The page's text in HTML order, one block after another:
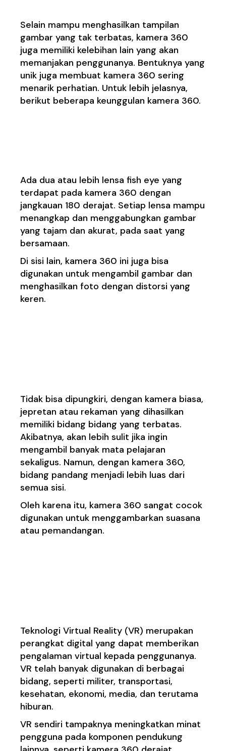
Selain mampu menghasilkan tampilan
gambar yang tak terbatas, kamera 360
juga memiliki kelebihan lain yang akan
memanjakan penggunanya. Bentuknya yang
unik juga membuat kamera 360 sering
menarik perhatian. Untuk lebih jelasnya,
berikut beberapa keunggulan kamera 360.
Ada dua atau lebih lensa fish eye yang
terdapat pada kamera 360 dengan
jangkauan 180 derajat. Setiap lensa mampu
menangkap dan menggabungkan gambar
yang tajam dan akurat, pada saat yang
bersamaan.
Di sisi lain, kamera 360 ini juga bisa
digunakan untuk mengambil gambar dan
menghasilkan foto dengan distorsi yang
keren.
Tidak bisa dipungkiri, dengan kamera biasa,
jepretan atau rekaman yang dihasilkan
memiliki bidang bidang yang terbatas.
Akibatnya, akan lebih sulit jika ingin
mengambil banyak mata pelajaran
sekaligus. Namun, dengan kamera 360,
bidang pandang menjadi lebih luas dari
semua sisi.
Oleh karena itu, kamera 360 sangat cocok
digunakan untuk menggambarkan suasana
atau pemandangan.
Teknologi Virtual Reality (VR) merupakan
perangkat digital yang dapat memberikan
pengalaman virtual kepada penggunanya.
VR telah banyak digunakan di berbagai
bidang, seperti militer, transportasi,
kesehatan, ekonomi, media, dan terutama
hiburan.
VR sendiri tampaknya meningkatkan minat
pengguna pada komponen pendukung